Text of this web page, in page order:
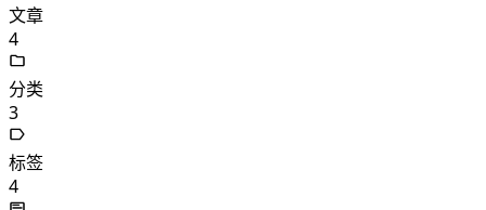
文章
4
分类
3
标签
4